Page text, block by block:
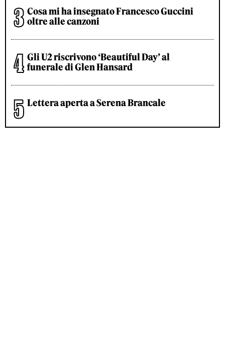
Cosa mi ha insegnato Francesco Guccini
oltre alle canzoni
Gli U2 riscrivono ‘Beautiful Day’ al
funerale di Glen Hansard
Lettera aperta a Serena Brancale